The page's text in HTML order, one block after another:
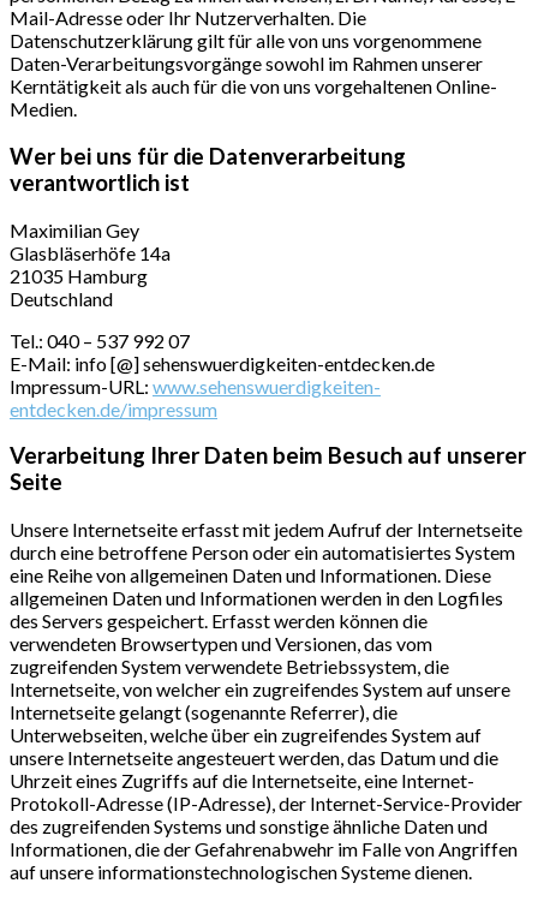
Mail-Adresse oder Ihr Nutzerverhalten. Die
Datenschutzerklärung gilt für alle von uns vorgenommene
Daten-Verarbeitungsvorgänge sowohl im Rahmen unserer
Kerntätigkeit als auch für die von uns vorgehaltenen Online-
Medien.
Wer bei uns für die Datenverarbeitung
verantwortlich ist
Maximilian Gey
Glasbläserhöfe 14a
21035 Hamburg
Deutschland
Tel.: 040 – 537 992 07
E-Mail: info [@] sehenswuerdigkeiten-entdecken.de
Impressum-URL: www.sehenswuerdigkeiten-
entdecken.de/impressum
Verarbeitung Ihrer Daten beim Besuch auf unserer
Seite
Unsere Internetseite erfasst mit jedem Aufruf der Internetseite
durch eine betroffene Person oder ein automatisiertes System
eine Reihe von allgemeinen Daten und Informationen. Diese
allgemeinen Daten und Informationen werden in den Logfiles
des Servers gespeichert. Erfasst werden können die
verwendeten Browsertypen und Versionen, das vom
zugreifenden System verwendete Betriebssystem, die
Internetseite, von welcher ein zugreifendes System auf unsere
Internetseite gelangt (sogenannte Referrer), die
Unterwebseiten, welche über ein zugreifendes System auf
unsere Internetseite angesteuert werden, das Datum und die
Uhrzeit eines Zugriffs auf die Internetseite, eine Internet-
Protokoll-Adresse (IP-Adresse), der Internet-Service-Provider
des zugreifenden Systems und sonstige ähnliche Daten und
Informationen, die der Gefahrenabwehr im Falle von Angriffen
auf unsere informationstechnologischen Systeme dienen.